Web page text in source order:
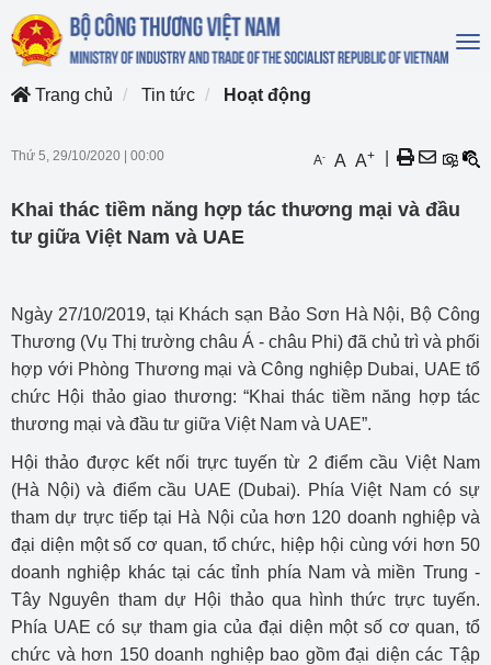
Trang chủ
Tin tức Hoạt động
Thứ 5, 29/10/2020 00:00 A- A A+
Khai thác tiềm năng hợp tác thương mại và đầu
tư giữa Việt Nam và UAE
Ngày 27/10/2019, tại Khách sạn Bảo Sơn Hà Nội, Bộ Công
Thương (Vụ Thị trường châu Á - châu Phi) đã chủ trì và phối
hợp với Phòng Thương mại và Công nghiệp Dubai, UAE tổ
chức Hội thảo giao thương: “Khai thác tiềm năng hợp tác
thương mại và đầu tư giữa Việt Nam và UAE”.
Hội thảo được kết nối trực tuyến từ 2 điểm cầu Việt Nam
(Hà Nội) và điểm cầu UAE (Dubai). Phía Việt Nam có sự
tham dự trực tiếp tại Hà Nội của hơn 120 doanh nghiệp và
đại diện một số cơ quan, tổ chức, hiệp hội cùng với hơn 50
doanh nghiệp khác tại các tỉnh phía Nam và miền Trung -
Tây Nguyên tham dự Hội thảo qua hình thức trực tuyến.
Phía UAE có sự tham gia của đại diện một số cơ quan, tổ
chức và hơn 150 doanh nghiệp bao gồm đại diện các Tập